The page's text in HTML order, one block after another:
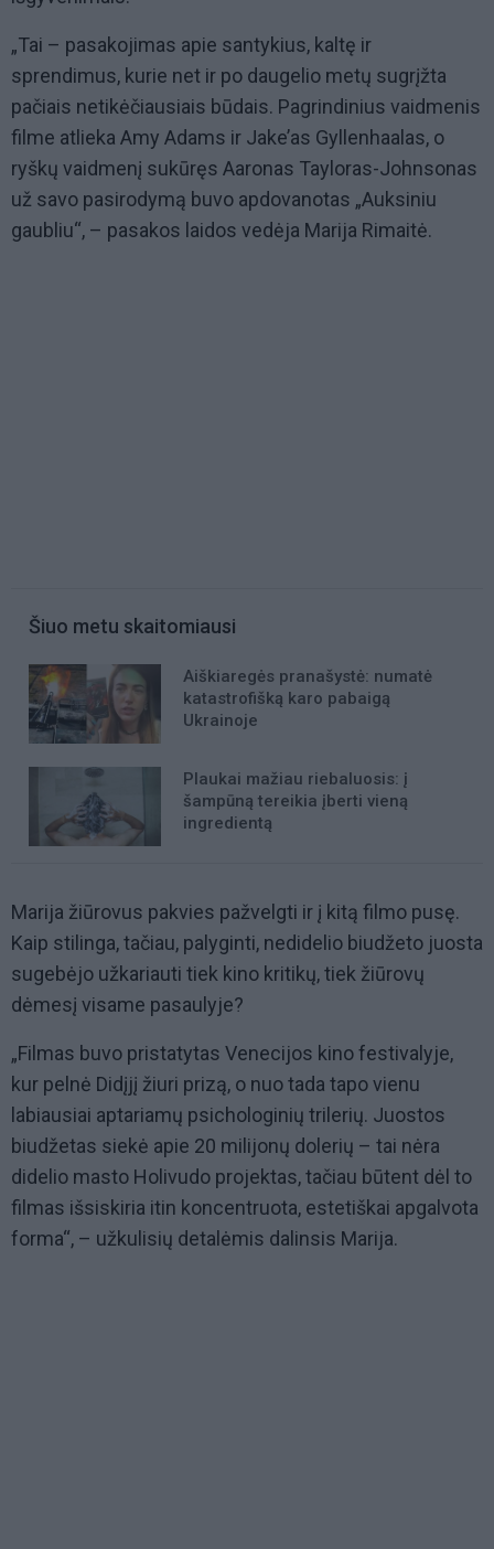
„Tai – pasakojimas apie santykius, kaltę ir
sprendimus, kurie net ir po daugelio metų sugrįžta
pačiais netikėčiausiais būdais. Pagrindinius vaidmenis
filme atlieka Amy Adams ir Jake’as Gyllenhaalas, o
ryškų vaidmenį sukūręs Aaronas Tayloras-Johnsonas
už savo pasirodymą buvo apdovanotas „Auksiniu
gaubliu“, – pasakos laidos vedėja Marija Rimaitė.
Šiuo metu skaitomiausi
Aiškiaregės pranašystė: numatė
katastrofišką karo pabaigą
Ukrainoje
Plaukai mažiau riebaluosis: į
šampūną tereikia įberti vieną
ingredientą
Marija žiūrovus pakvies pažvelgti ir į kitą filmo pusę.
Kaip stilinga, tačiau, palyginti, nedidelio biudžeto juosta
sugebėjo užkariauti tiek kino kritikų, tiek žiūrovų
dėmesį visame pasaulyje?
„Filmas buvo pristatytas Venecijos kino festivalyje,
kur pelnė Didįjį žiuri prizą, o nuo tada tapo vienu
labiausiai aptariamų psichologinių trilerių. Juostos
biudžetas siekė apie 20 milijonų dolerių – tai nėra
didelio masto Holivudo projektas, tačiau būtent dėl to
filmas išsiskiria itin koncentruota, estetiškai apgalvota
forma“, – užkulisių detalėmis dalinsis Marija.